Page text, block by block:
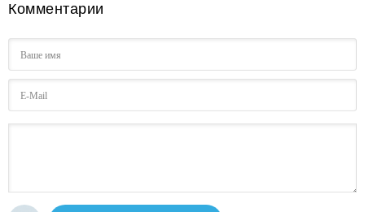
Комментарии